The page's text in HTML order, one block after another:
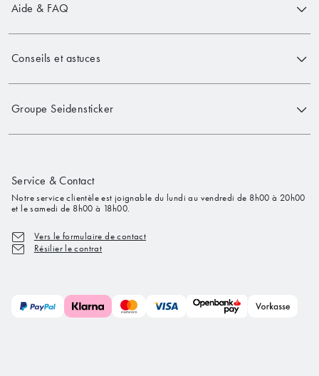
Aide & FAQ
Conseils et astuces
Groupe Seidensticker
Service & Contact
Notre service clientèle est joignable du lundi au vendredi de 8h00 à 20h00
et le samedi de 8h00 à 18h00.
Vers le formulaire de contact
Résilier le contrat